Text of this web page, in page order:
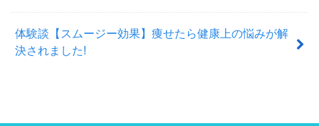
体験談【スムージー効果】痩せたら健康上の悩みが解
決されました!